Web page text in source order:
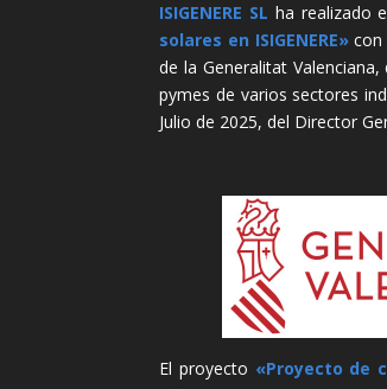
ISIGENERE SL ha realizado
solares en ISIGENERE»con
de la Generalitat
pymes de varios sectores
Julio de 2025, del Director
El proyecto «Proyecto de